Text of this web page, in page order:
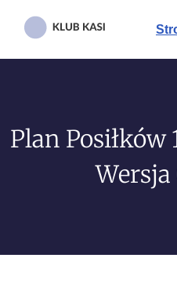
Plan Posiłków